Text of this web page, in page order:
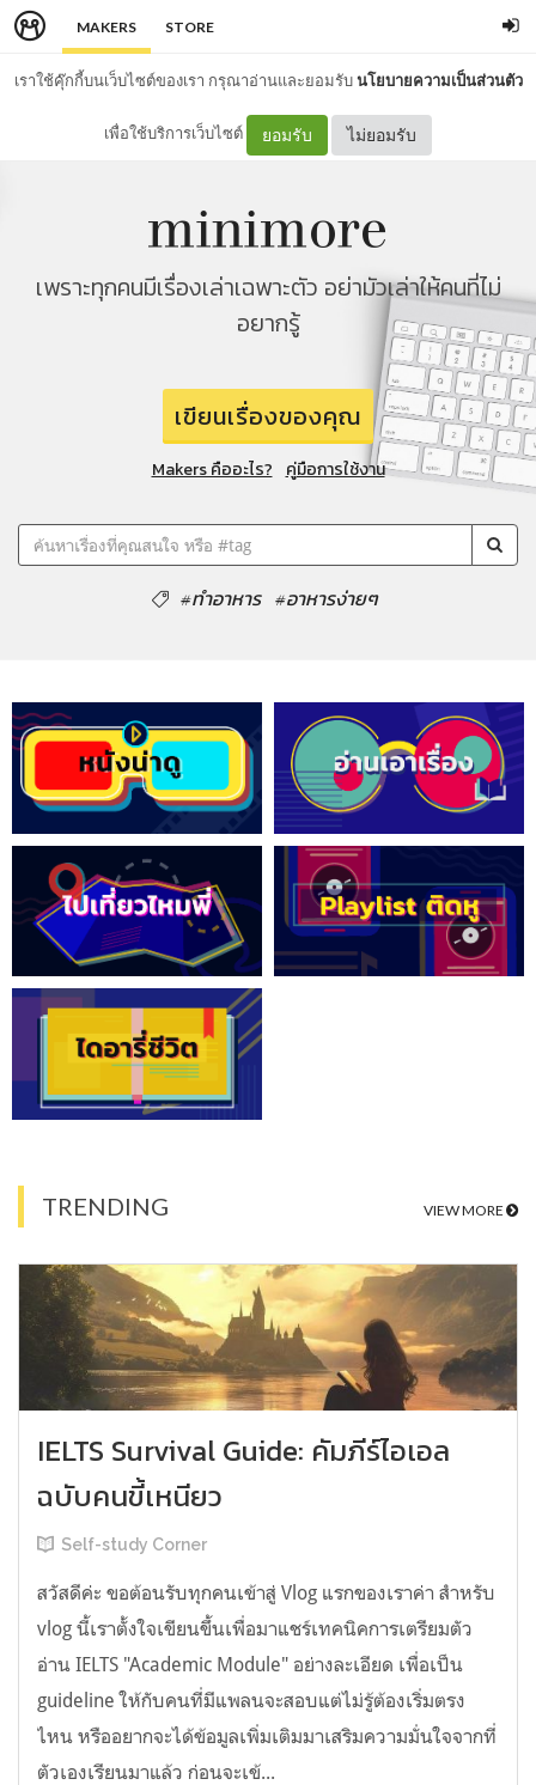
MAKERS STORE
เราใช้คุ๊กกี้บนเว็บไซต์ของเรา กรุณาอ่านและยอมรับนโยบายความเป็นส่วนตัว
เพื่อใช้บริการเว็บไซต์ ยอมรับ ไม่ยอมรับ
เพราะทุกคนมีเรื่องเล่าเฉพาะตัว อย่ามัวเล่าให้คนที่ไม่
อยากรู้
เขียนเรื่องของคุณ
Makers คืออะไร? คู่มือการใช้งาน
#ทำอาหาร #อาหารง่ายๆ
TRENDING VIEW MORE
IELTS Survival Guide: คัมภีร์ไอเอล
ฉบับคนขี้เหนียว
Self-study Corner
สวัสดีค่ะ ขอต้อนรับทุกคนเข้าสู่ Vlog แรกของเราค่า สำหรับ
vlog นี้เราตั้งใจเขียนขึ้นเพื่อมาแชร์เทคนิคการเตรียมตัว
อ่าน IELTS "Academic Module" อย่างละเอียด เพื่อเป็น
guideline ให้กับคนที่มีแพลนจะสอบแต่ไม่รู้ต้องเริ่มตรง
ไหน หรืออยากจะได้ข้อมูลเพิ่มเติมมาเสริมความมั่นใจจากที่
ตัวเองเรียนมาแล้ว ก่อนจะเข้...